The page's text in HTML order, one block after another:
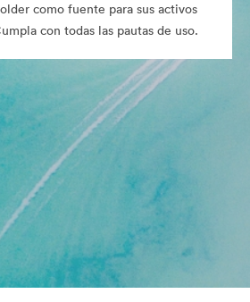
como fuente para sus activos
con todas las pautas de uso.